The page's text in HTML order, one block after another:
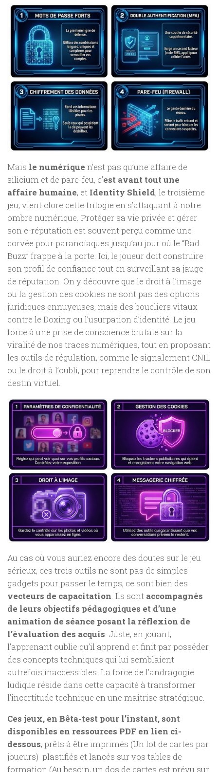
Mais le numérique n’est pas qu’une affaire de
silicium et de pare-feu, c’est avant tout une
affaire humaine, et Identity Shield, le troisième
jeu, vient clore cette trilogie en s’attaquant à notre
ombre numérique. Protéger sa vie privée et gérer
son e-réputation est souvent perçu comme une
corvée pour paranoïaques jusqu’au jour où le “Bad
Buzz” frappe à la porte. Ici, le joueur doit construire
son profil de confiance tout en surveillant sa jauge
de réputation. On y découvre que le droit à l’image
ou la gestion des cookies ne sont pas des options
juridiques ennuyeuses, mais des boucliers vitaux
contre le Doxing ou l’usurpation d’identité. Le jeu
force à une prise de conscience brutale sur la
viralité de nos traces numériques, tout en proposant
les outils de régulation, comme le signalement CNIL
ou le droit à l’oubli, pour reprendre le contrôle de son
destin virtuel.
Au cas où vous auriez encore des doutes sur le jeu
sérieux, ces trois outils ne sont pas de simples
gadgets pour passer le temps, ce sont bien des
vecteurs de capacitation. Ils sont accompagnés
de leurs objectifs pédagogiques et d’une
animation de séance posant la réflexion de
l’évaluation des acquis. Juste, en jouant,
l’apprenant oublie qu’il apprend et finit par posséder
des concepts techniques qui lui semblaient
autrefois inaccessibles. La force de l’andragogie
ludique réside dans cette capacité à transformer
l’incertitude technique en une maîtrise stratégique.
Ces jeux, en Bêta-test pour l’instant, sont
disponibles en ressources PDF en lien ci-
dessous, prêts à être imprimés (Un lot de cartes par
joueurs) plastifiés et lancés sur vos tables de
formation (Au besoin, un dos de cartes est prévu sur